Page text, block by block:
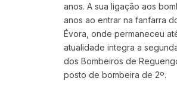
anos. A sua ligação aos
anos ao entrar na fanfarra
Évora, onde permaneceu
atualidade integra a
dos Bombeiros de
posto de bombeira de 2º.